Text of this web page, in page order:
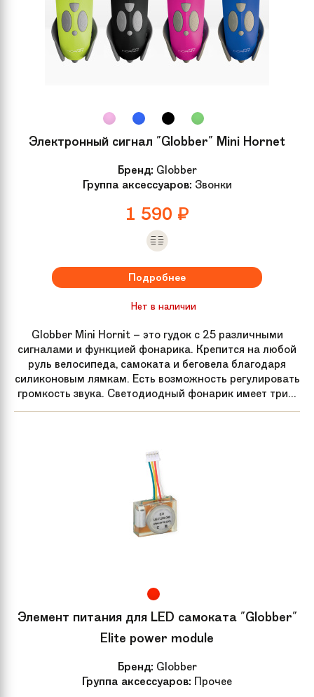
Электронный сигнал "Globber" Mini Hornet
Бренд: Globber
Группа аксессуаров: Звонки
1 590 ₽
Подробнее
Нет в наличии
Globber Mini Hornit – это гудок с 25 различными
сигналами и функцией фонарика. Крепится на любой
руль велосипеда, самоката и беговела благодаря
силиконовым лямкам. Есть возможность регулировать
громкость звука. Светодиодный фонарик имеет три...
Элемент питания для LED самоката "Globber"
Elite power module
Бренд: Globber
Группа аксессуаров: Прочее